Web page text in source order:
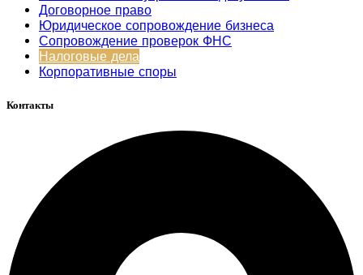
Договорное право
Юридическое сопровождение бизнеса
Сопровождение проверок ФНС
Налоговые дела
Корпоративные споры
Контакты